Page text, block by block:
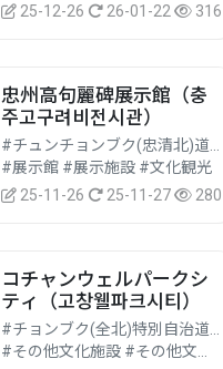
25-12-26
26-01-22 316
忠州高句麗碑展示館（충
주고구려비전시관）
#展示館 #展示施設 #文化観光
25-11-26
25-11-27 280
コチャンウェルパークシ
ティ（고창웰파크시티）